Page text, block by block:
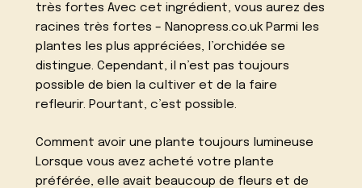
très fortes Avec cet ingrédient, vous aurez des
racines très fortes – Nanopress.co.uk Parmi les
plantes les plus appréciées, l’orchidée se
distingue. Cependant, il n’est pas toujours
possible de bien la cultiver et de la faire
refleurir. Pourtant, c’est possible.
Comment avoir une plante toujours lumineuse
Lorsque vous avez acheté votre plante
préférée, elle avait beaucoup de fleurs et de